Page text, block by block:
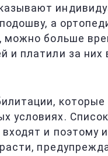
а
больше
и платили за них
условиях.
и поэтому